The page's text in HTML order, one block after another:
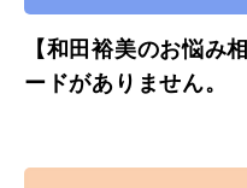
【和田裕美のお悩み
ードがありません。